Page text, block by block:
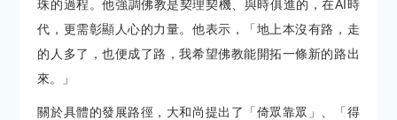
珠的過程。他強調佛教是契理契機、與時俱進的，在AI時
代，更需彰顯人心的力量。他表示，「地上本沒有路，走
的人多了，也便成了路，我希望佛教能開拓一條新的路出
來。」
關於具體的發展路徑，大和尚提出了「倚眾靠眾」、「得